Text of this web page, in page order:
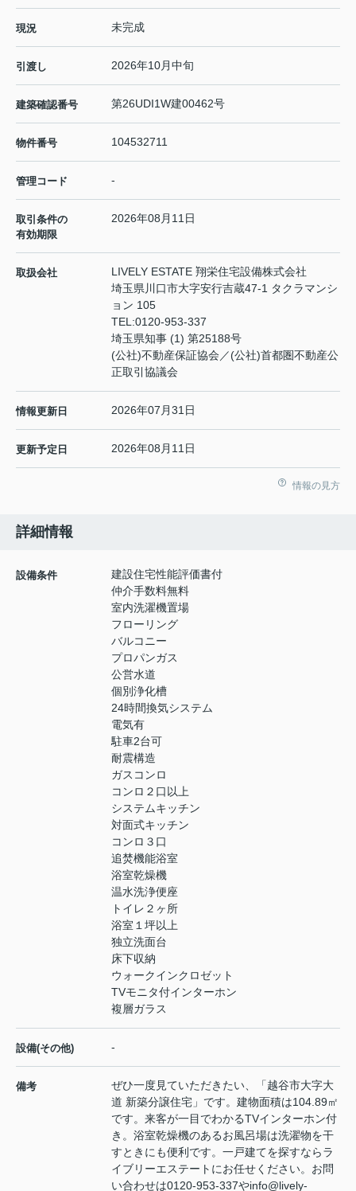
現況 未完成
引渡し 2026年10月中旬
建築確認番号 第26UDI1W建00462号
物件番号 104532711
管理コード -
取引条件の
有効期限
2026年08月11日
取扱会社
LIVELY ESTATE 翔栄住宅設備株式会社
埼玉県川口市大字安行吉蔵47-1 タクラマンシ
ョン 105
TEL:0120-953-337
埼玉県知事 (1) 第25188号
(公社)不動産保証協会／(公社)首都圏不動産公
正取引協議会
情報更新日 2026年07月31日
更新予定日 2026年08月11日
情報の見方
詳細情報
設備条件
建設住宅性能評価書付
仲介手数料無料
室内洗濯機置場
フローリング
バルコニー
プロパンガス
公営水道
個別浄化槽
24時間換気システム
電気有
駐車2台可
耐震構造
ガスコンロ
コンロ２口以上
システムキッチン
対面式キッチン
コンロ３口
追焚機能浴室
浴室乾燥機
温水洗浄便座
トイレ２ヶ所
浴室１坪以上
独立洗面台
床下収納
ウォークインクロゼット
TVモニタ付インターホン
複層ガラス
設備(その他) -
備考
ぜひ一度見ていただきたい、「越谷市大字大
道 新築分譲住宅」です。建物面積は104.89㎡
です。来客が一目でわかるTVインターホン付
き。浴室乾燥機のあるお風呂場は洗濯物を干
すときにも便利です。一戸建てを探すならラ
イブリーエステートにお任せください。お問
い合わせは0120-953-337やinfo@lively-